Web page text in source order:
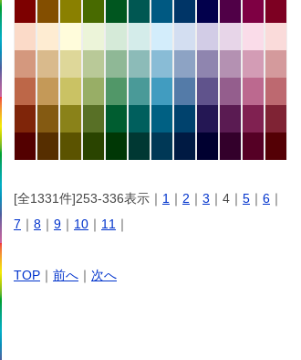
[全1331件]253-336表示｜ 1 ｜ 2 ｜ 3 ｜4｜ 5 ｜ 6 ｜
7 ｜ 8 ｜ 9 ｜ 10 ｜ 11 ｜
TOP ｜ 前へ ｜ 次へ